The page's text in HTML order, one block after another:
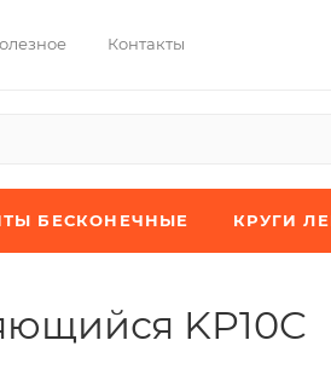
Контакты
БЕСКОНЕЧНЫЕ КРУГИ
KP10C